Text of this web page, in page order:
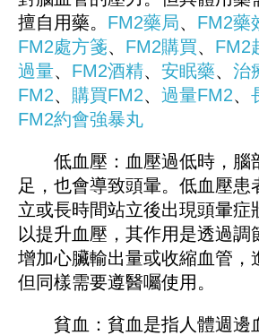
擅自用藥。 FM2藥局、 FM2藥
FM2處方箋、 FM2購買、 FM2
過量、 FM2酒精、 安眠藥、 治
FM2、 購買FM2、 過量FM2、
FM2約會強暴丸
低血壓：血壓過低時，腦
足，也會導致頭暈。低血壓患
立或長時間站立後出現頭暈症
以提升血壓，其作用是透過調
增加心臟輸出量或收縮血管，
但同樣需要遵醫囑使用。
貧血：貧血是指人體​​週邊